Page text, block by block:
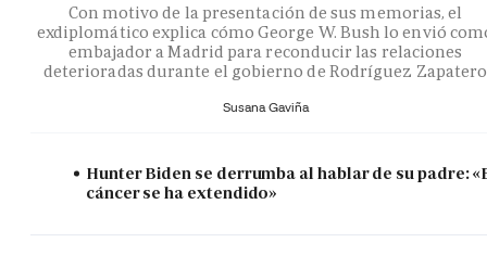
Con motivo de la presentación de sus memorias, el
exdiplomático explica cómo George W. Bush lo envió
embajador a Madrid para reconducir las relaciones
deterioradas durante el gobierno de Rodríguez Zapatero
Susana Gaviña
Hunter Biden se derrumba al hablar de su padre:
cáncer se ha extendido»